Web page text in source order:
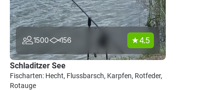
1500 156 4.5
Schladitzer See
Fischarten: Hecht, Flussbarsch, Karpfen, Rotfeder,
Rotauge